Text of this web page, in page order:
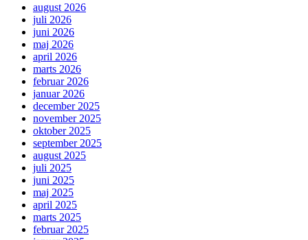
august 2026
juli 2026
juni 2026
maj 2026
april 2026
marts 2026
februar 2026
januar 2026
december 2025
november 2025
oktober 2025
september 2025
august 2025
juli 2025
juni 2025
maj 2025
april 2025
marts 2025
februar 2025